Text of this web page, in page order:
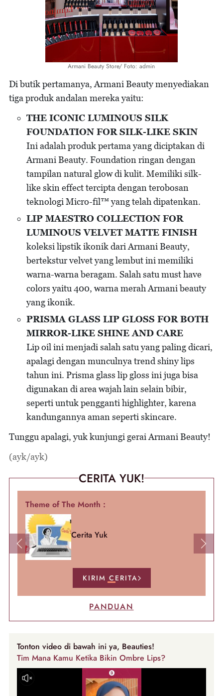
Armani Beauty Store/ Foto: admin
Di butik pertamanya, Armani Beauty menyediakan
tiga produk andalan mereka yaitu:
THE ICONIC LUMINOUS SILK
FOUNDATION FOR SILK-LIKE SKIN
Ini adalah produk pertama yang diciptakan di
Armani Beauty. Foundation ringan dengan
tampilan natural glow di kulit. Memiliki silk-
like skin effect tercipta dengan terobosan
teknologi Micro-fil™ yang telah dipatenkan.
LIP MAESTRO COLLECTION FOR
LUMINOUS VELVET MATTE FINISH
koleksi lipstik ikonik dari Armani Beauty,
bertekstur velvet yang lembut ini memiliki
warna-warna beragam. Salah satu must have
colors yaitu 400, warna merah Armani beauty
yang ikonik.
PRISMA GLASS LIP GLOSS FOR BOTH
MIRROR-LIKE SHINE AND CARE
Lip oil ini menjadi salah satu yang paling dicari,
apalagi dengan munculnya trend shiny lips
tahun ini. Prisma glass lip gloss ini juga bisa
digunakan di area wajah lain selain bibir,
seperti untuk pengganti highlighter, karena
kandungannya aman seperti skincare.
Tunggu apalagi, yuk kunjungi gerai Armani Beauty!
(ayk/ayk)
CERITA YUK!
Theme of The Month :
Cerita Yuk
KIRIM CERITA
Previous Next
PANDUAN
Tonton video di bawah ini ya, Beauties!
Tim Mana Kamu Ketika Bikin Ombre Lips?